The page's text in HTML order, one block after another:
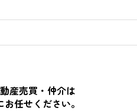
産売買・仲介は
任せください。